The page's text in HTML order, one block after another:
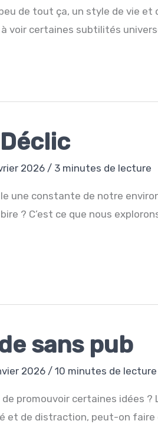
de tout ça, un style de vie et
voir certaines subtilités
2026 / 3 minutes de lecture
une constante de notre
? C’est ce que nous
sans pub
2026 / 10 minutes de lecture
promouvoir certaines idées ?
et de distraction, peut-on faire